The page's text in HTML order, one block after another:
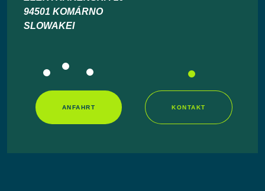
94501 KOMÁRNO
SLOWAKEI
ANFAHRT KONTAKT